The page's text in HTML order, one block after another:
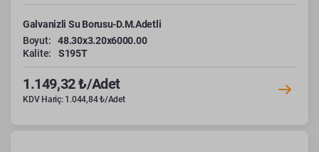
Galvanizli Su Borusu-D.M.Adetli
Boyut:
48.30x3.20x6000.00
Kalite:
S195T
1.149,32 ₺/Adet
KDV Hariç: 1.044,84 ₺/Adet